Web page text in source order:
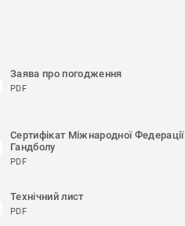
Заява про погодження
PDF
Сертифікат Міжнародної Федерації
Гандболу
PDF
Технічний лист
PDF